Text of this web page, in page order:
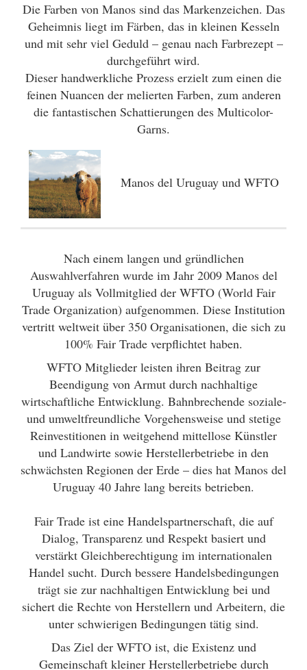
Die Farben von Manos sind das Markenzeichen. Das
Geheimnis liegt im Färben, das in kleinen Kesseln
und mit sehr viel Geduld – genau nach Farbrezept –
durchgeführt wird.
Dieser handwerkliche Prozess erzielt zum einen die
feinen Nuancen der melierten Farben, zum anderen
die fantastischen Schattierungen des Multicolor-
Garns.
Manos del Uruguay und WFTO
Nach einem langen und gründlichen
Auswahlverfahren wurde im Jahr 2009 Manos del
Uruguay als Vollmitglied der WFTO (World Fair
Trade Organization) aufgenommen. Diese Institution
vertritt weltweit über 350 Organisationen, die sich zu
100% Fair Trade verpflichtet haben.
WFTO Mitglieder leisten ihren Beitrag zur
Beendigung von Armut durch nachhaltige
wirtschaftliche Entwicklung. Bahnbrechende soziale-
und umweltfreundliche Vorgehensweise und stetige
Reinvestitionen in weitgehend mittellose Künstler
und Landwirte sowie Herstellerbetriebe in den
schwächsten Regionen der Erde – dies hat Manos del
Uruguay 40 Jahre lang bereits betrieben.
Fair Trade ist eine Handelspartnerschaft, die auf
Dialog, Transparenz und Respekt basiert und
verstärkt Gleichberechtigung im internationalen
Handel sucht. Durch bessere Handelsbedingungen
trägt sie zur nachhaltigen Entwicklung bei und
sichert die Rechte von Herstellern und Arbeitern, die
unter schwierigen Bedingungen tätig sind.
Das Ziel der WFTO ist, die Existenz und
Gemeinschaft kleiner Herstellerbetriebe durch